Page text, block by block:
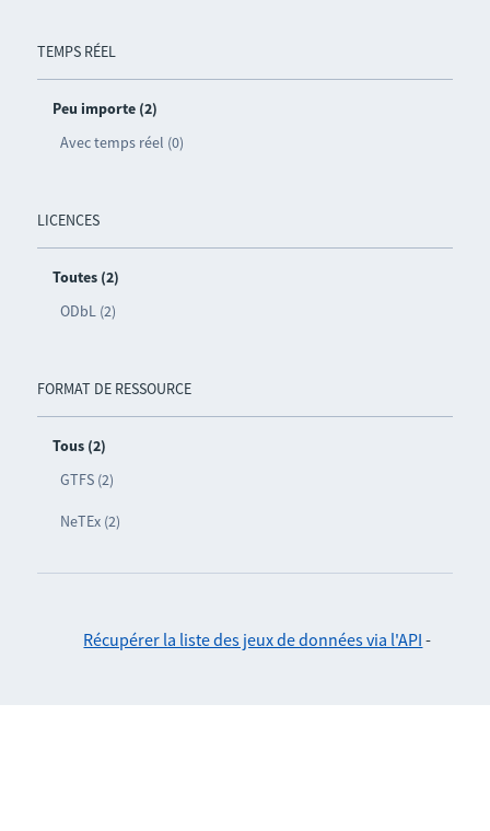
TEMPS RÉEL
Peu importe (2)
Avec temps réel (0)
LICENCES
Toutes (2)
ODbL (2)
FORMAT DE RESSOURCE
Tous (2)
GTFS (2)
NeTEx (2)
Récupérer la liste des jeux de données via l'API -